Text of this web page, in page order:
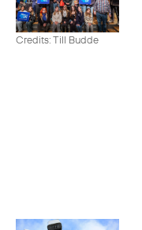
Credits: Till Budde